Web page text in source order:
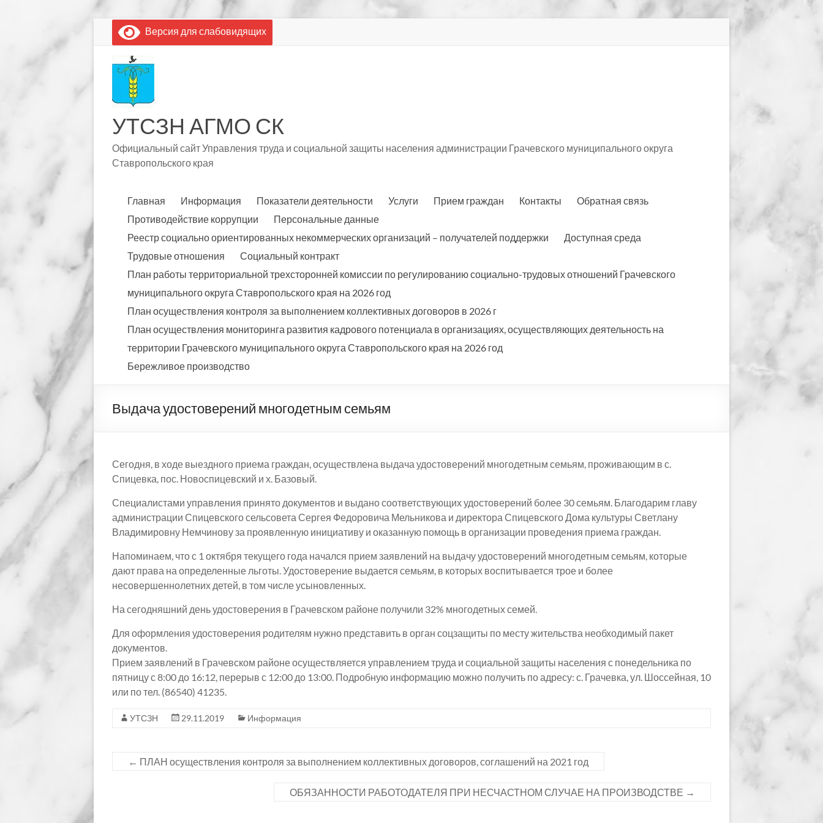
Перейти
содержимому
Версия для слабовидящих
УТСЗН АГМО СК
Официальный сайт Управления труда и социальной защиты населения администрации Грачевского муниципального округа
Ставропольского края
Главная Информация Показатели деятельности Услуги Прием граждан Контакты
Обратная связь
Противодействие коррупции
Персональные данные
Реестр социально ориентированных некоммерческих организаций – получателей поддержки
Доступная среда
Трудовые отношения
Социальный контракт
План работы территориальной трехсторонней комиссии по регулированию социально-трудовых отношений Грачевского
муниципального округа Ставропольского края на 2026 год
План осуществления контроля за выполнением коллективных договоров в 2026 г
План осуществления мониторинга развития кадрового потенциала в организациях, осуществляющих деятельность на
территории Грачевского муниципального округа Ставропольского края на 2026 год
Бережливое производство
Выдача удостоверений многодетным семьям
Сегодня, в ходе выездного приема граждан, осуществлена выдача удостоверений многодетным семьям, проживающим в с.
Спицевка, пос. Новоспицевский и х. Базовый.
Специалистами управления принято документов и выдано соответствующих удостоверений более 30 семьям. Благодарим главу
администрации Спицевского сельсовета Сергея Федоровича Мельникова и директора Спицевского Дома культуры Светлану
Владимировну Немчинову за проявленную инициативу и оказанную помощь в организации проведения приема граждан.
Напоминаем, что с 1 октября текущего года начался прием заявлений на выдачу удостоверений многодетным семьям, которые
дают права на определенные льготы. Удостоверение выдается семьям, в которых воспитывается трое и более
несовершеннолетних детей, в том числе усыновленных.
На сегодняшний день удостоверения в Грачевском районе получили 32% многодетных семей.
Для оформления удостоверения родителям нужно представить в орган соцзащиты по месту жительства необходимый пакет
документов.
Прием заявлений в Грачевском районе осуществляется управлением труда и социальной защиты населения с понедельника по
пятницу с 8:00 до 16:12, перерыв с 12:00 до 13:00. Подробную информацию можно получить по адресу: с. Грачевка, ул. Шоссейная, 10
или по тел. (86540) 41235.
УТСЗН 29.11.2019 Информация
← ПЛАН осуществления контроля за выполнением коллективных договоров, соглашений на 2021 год
ОБЯЗАННОСТИ РАБОТОДАТЕЛЯ ПРИ НЕСЧАСТНОМ СЛУЧАЕ НА ПРОИЗВОДСТВЕ →